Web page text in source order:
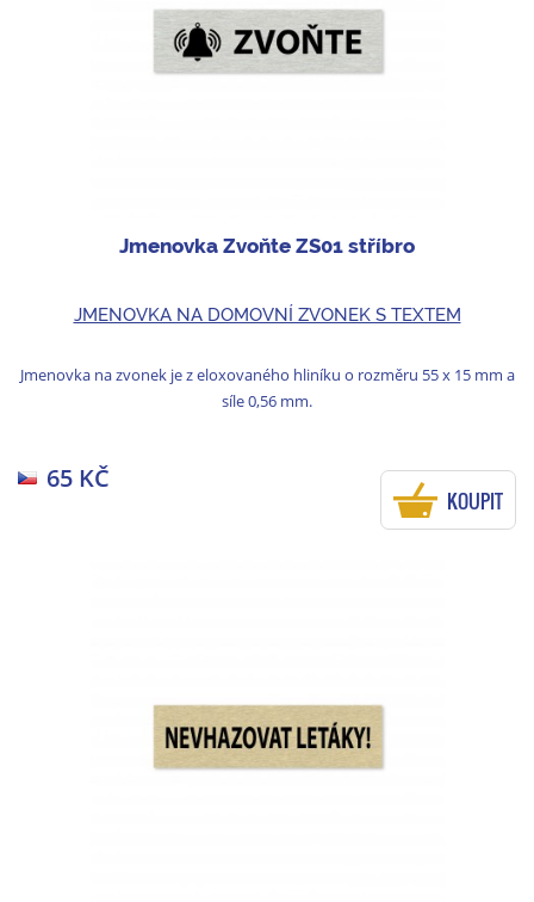
Jmenovka Zvoňte ZS01 stříbro
JMENOVKA NA DOMOVNÍ ZVONEK S TEXTEM
Jmenovka na zvonek je z eloxovaného hliníku o rozměru 55 x 15 mm a
síle 0,56 mm.
65 KČ
KOUPIT